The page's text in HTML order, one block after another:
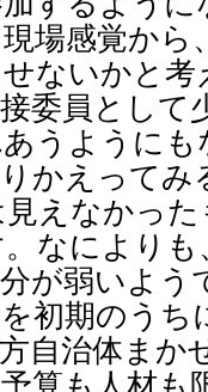
場感覚から
ないかと
委員として
うように
かえってみ
えなかっ
なによりも
が弱いよう
初期のうち
自治体まか